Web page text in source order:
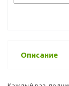
Описание